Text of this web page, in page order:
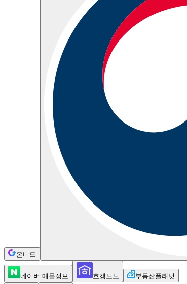
온비드
네이버 매물정보 호갱노노
부동산플래닛